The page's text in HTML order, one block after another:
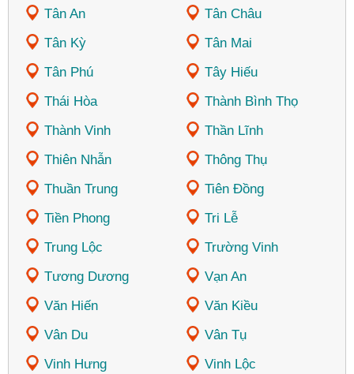
Tân An
Tân Châu
Tân Kỳ
Tân Mai
Tân Phú
Tây Hiếu
Thái Hòa
Thành Bình Thọ
Thành Vinh
Thần Lĩnh
Thiên Nhẫn
Thông Thụ
Thuần Trung
Tiên Đồng
Tiền Phong
Tri Lễ
Trung Lộc
Trường Vinh
Tương Dương
Vạn An
Văn Hiến
Văn Kiều
Vân Du
Vân Tụ
Vinh Hưng
Vinh Lộc